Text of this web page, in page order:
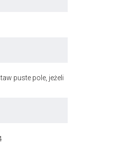
puste pole, jeżeli